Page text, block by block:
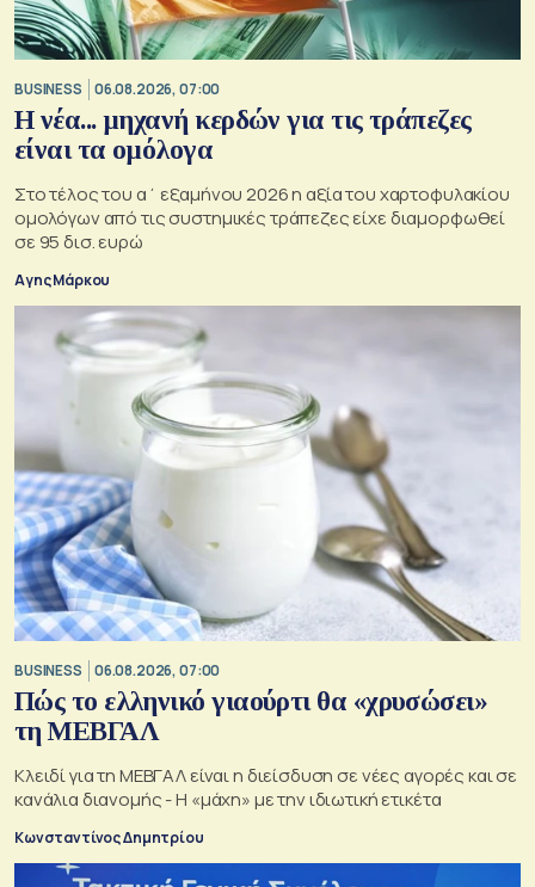
BUSINESS 06.08.2026, 07:00
Η νέα... μηχανή κερδών για τις τράπεζες
είναι τα ομόλογα
Στο τέλος του α΄ εξαμήνου 2026 η αξία του χαρτοφυλακίου
ομολόγων από τις συστημικές τράπεζες είχε διαμορφωθεί
σε 95 δισ. ευρώ
Αγης Μάρκου
BUSINESS 06.08.2026, 07:00
Πώς το ελληνικό γιαούρτι θα «χρυσώσει»
τη ΜΕΒΓΑΛ
Κλειδί για τη ΜΕΒΓΑΛ είναι η διείσδυση σε νέες αγορές και σε
κανάλια διανομής - Η «μάχη» με την ιδιωτική ετικέτα
Κωνσταντίνος Δημητρίου